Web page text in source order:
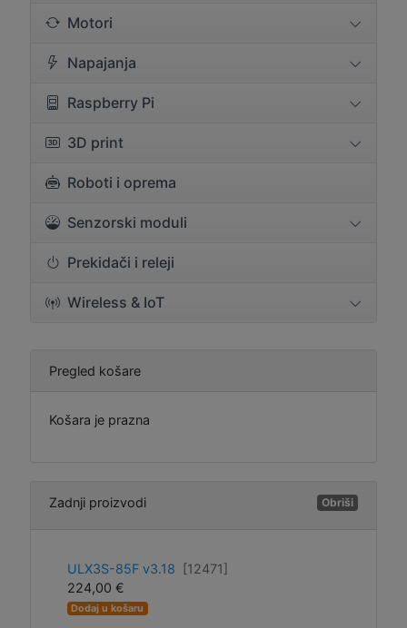
Motori
Napajanja
Raspberry Pi
3D print
Roboti i oprema
Senzorski moduli
Prekidači i releji
Wireless & IoT
Pregled košare
Košara je prazna
Zadnji proizvodi Obriši
ULX3S-85F v3.18
[12471]
224,00 €
Dodaj u košaru